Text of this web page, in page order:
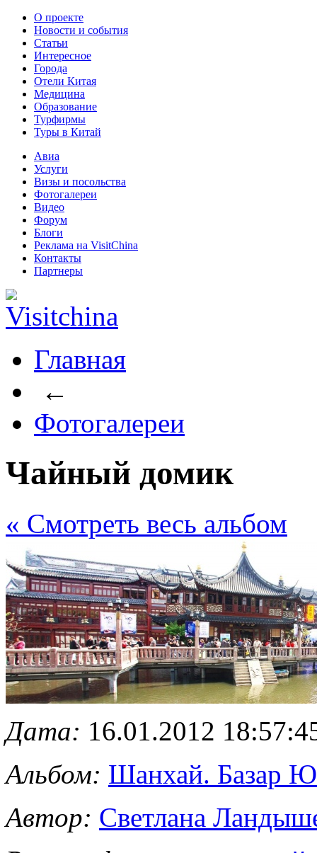
О проекте
Новости и события
Статьи
Интересное
Города
Отели Китая
Медицина
Образование
Турфирмы
Туры в Китай
Авиа
Услуги
Визы и посольства
Фотогалереи
Видео
Форум
Блоги
Реклама на VisitChina
Контакты
Партнеры
Главная
←
Фотогалереи
Чайный домик
« Cмотреть весь альбом
Дата: 16.01.2012
Альбом: Шанхай. Базар
Автор: Светлана